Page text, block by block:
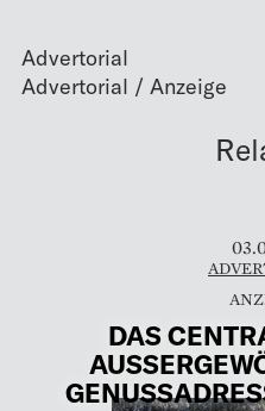
Advertorial
DAS